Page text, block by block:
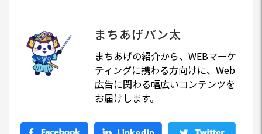
まちあげパン太
まちあげの紹介から、WEBマーケ
ティングに携わる方向けに、Web
広告に関わる幅広いコンテンツを
お届けします。